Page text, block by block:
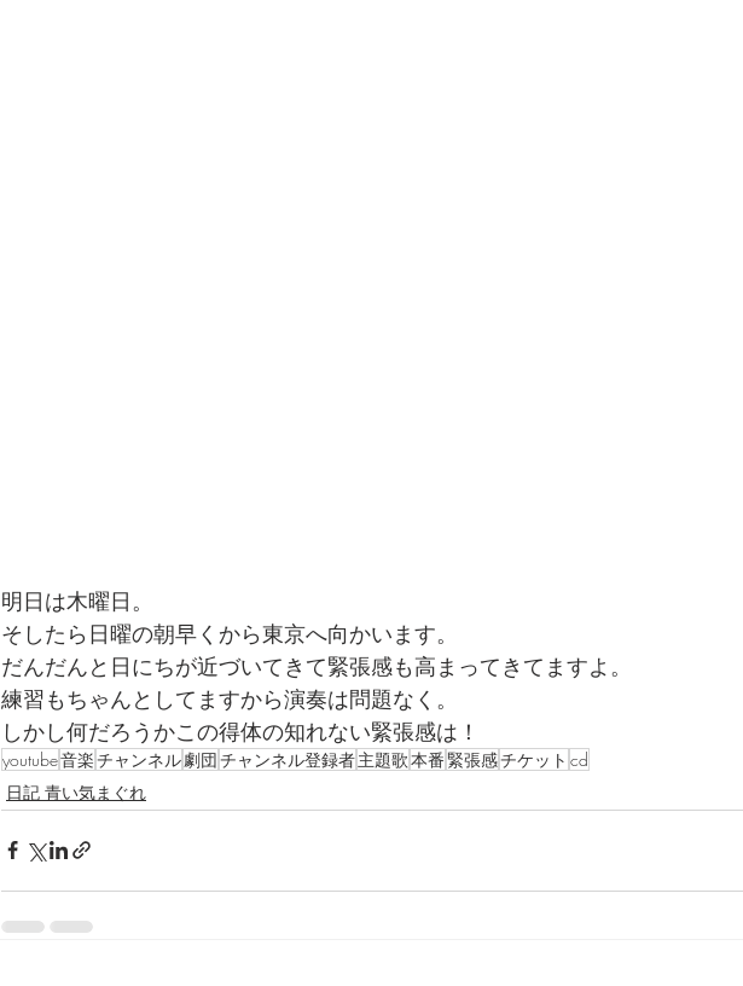
明日は木曜日。
そしたら日曜の朝早くから東京へ向かいます。
だんだんと日にちが近づいてきて緊張感も高まってきてますよ。
練習もちゃんとしてますから演奏は問題なく。
しかし何だろうかこの得体の知れない緊張感は！
youtube音楽チャンネル劇団チャンネル登録者主題歌本番 緊張感チケット cd
日記 青い気まぐれ